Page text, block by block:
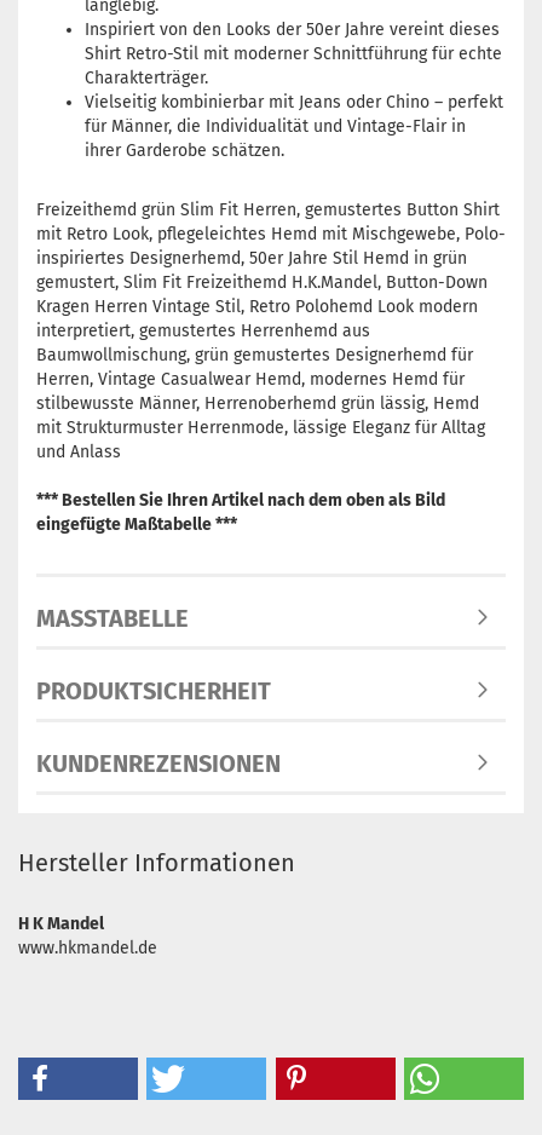
langlebig.
Inspiriert von den Looks der 50er Jahre vereint dieses
Shirt Retro-Stil mit moderner Schnittführung für echte
Charakterträger.
Vielseitig kombinierbar mit Jeans oder Chino – perfekt
für Männer, die Individualität und Vintage-Flair in
ihrer Garderobe schätzen.
Freizeithemd grün Slim Fit Herren, gemustertes Button Shirt
mit Retro Look, pflegeleichtes Hemd mit Mischgewebe, Polo-
inspiriertes Designerhemd, 50er Jahre Stil Hemd in grün
gemustert, Slim Fit Freizeithemd H.K.Mandel, Button-Down
Kragen Herren Vintage Stil, Retro Polohemd Look modern
interpretiert, gemustertes Herrenhemd aus
Baumwollmischung, grün gemustertes Designerhemd für
Herren, Vintage Casualwear Hemd, modernes Hemd für
stilbewusste Männer, Herrenoberhemd grün lässig, Hemd
mit Strukturmuster Herrenmode, lässige Eleganz für Alltag
und Anlass
*** Bestellen Sie Ihren Artikel nach dem oben als Bild
eingefügte Maßtabelle ***
MASSTABELLE
PRODUKTSICHERHEIT
KUNDENREZENSIONEN
Hersteller Informationen
H K Mandel
www.hkmandel.de